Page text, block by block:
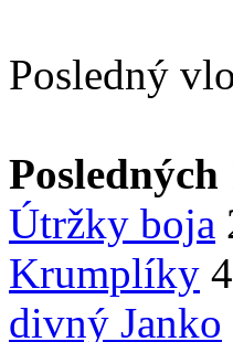
Posledný
Útržky boja
Krumplíky
divný Janko